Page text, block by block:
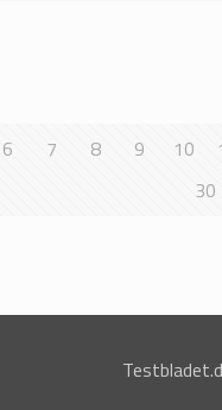
6 7 8 9 10
30